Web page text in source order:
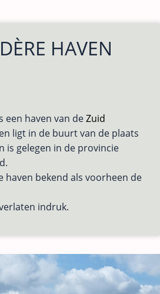
HAVEN
een haven van deZuid
ligt in de buurt van de plaats
is gelegen in de provincie
haven bekend als voorheen de
indruk.